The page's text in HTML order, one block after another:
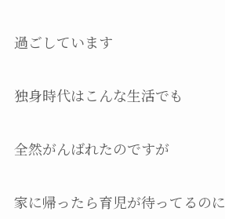
過ごしています
独身時代はこんな生活でも
全然がんばれたのですが
家に帰ったら育児が待ってるのに